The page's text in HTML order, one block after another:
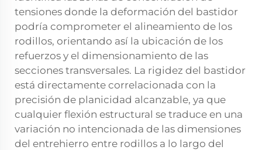
tensiones donde la deformación del bastidor
podría comprometer el alineamiento de los
rodillos, orientando así la ubicación de los
refuerzos y el dimensionamiento de las
secciones transversales. La rigidez del bastidor
está directamente correlacionada con la
precisión de planicidad alcanzable, ya que
cualquier flexión estructural se traduce en una
variación no intencionada de las dimensiones
del entrehierro entre rodillos a lo largo del